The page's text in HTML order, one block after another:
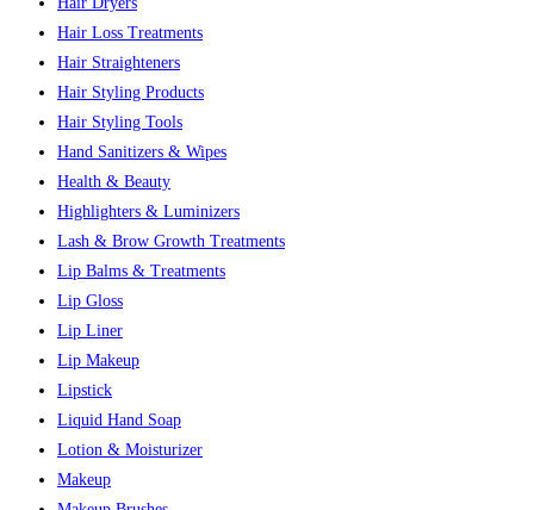
Hair Loss Treatments
Hair Straighteners
Hair Styling Products
Hair Styling Tools
Hand Sanitizers & Wipes
Health & Beauty
Highlighters & Luminizers
Lash & Brow Growth Treatments
Lip Balms & Treatments
Lip Gloss
Lip Liner
Lip Makeup
Lipstick
Liquid Hand Soap
Lotion & Moisturizer
Makeup